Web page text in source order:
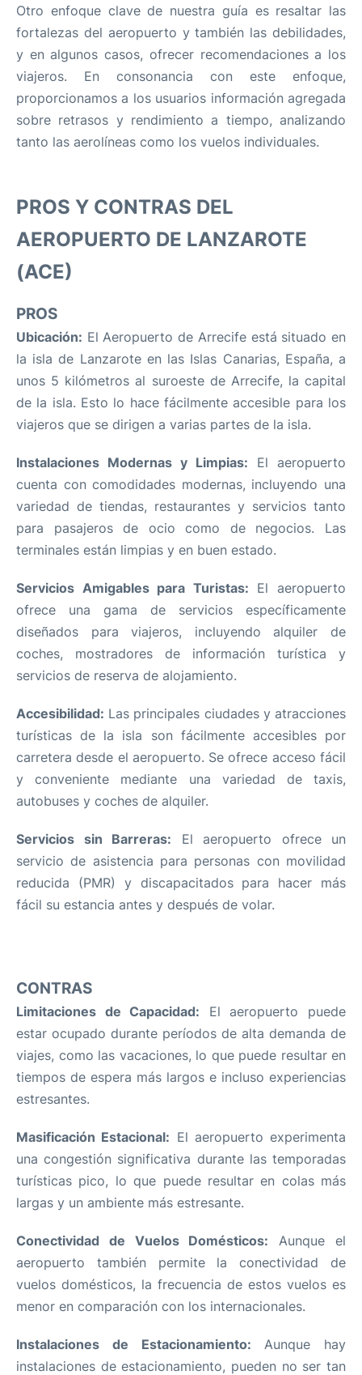
Otro enfoque clave de nuestra guía es resaltar las
fortalezas del aeropuerto y también las debilidades,
y en algunos casos, ofrecer recomendaciones a los
viajeros. En consonancia con este enfoque,
proporcionamos a los usuarios información agregada
sobre retrasos y rendimiento a tiempo, analizando
tanto las aerolíneas como los vuelos individuales.
PROS Y CONTRAS DEL
AEROPUERTO DE LANZAROTE
(ACE)
PROS
Ubicación: El Aeropuerto de Arrecife está situado en
la isla de Lanzarote en las Islas Canarias, España, a
unos 5 kilómetros al suroeste de Arrecife, la capital
de la isla. Esto lo hace fácilmente accesible para los
viajeros que se dirigen a varias partes de la isla.
Instalaciones Modernas y Limpias: El aeropuerto
cuenta con comodidades modernas, incluyendo una
variedad de tiendas, restaurantes y servicios tanto
para pasajeros de ocio como de negocios. Las
terminales están limpias y en buen estado.
Servicios Amigables para Turistas: El aeropuerto
ofrece una gama de servicios específicamente
diseñados para viajeros, incluyendo alquiler de
coches, mostradores de información turística y
servicios de reserva de alojamiento.
Accesibilidad: Las principales ciudades y atracciones
turísticas de la isla son fácilmente accesibles por
carretera desde el aeropuerto. Se ofrece acceso fácil
y conveniente mediante una variedad de taxis,
autobuses y coches de alquiler.
Servicios sin Barreras: El aeropuerto ofrece un
servicio de asistencia para personas con movilidad
reducida (PMR) y discapacitados para hacer más
fácil su estancia antes y después de volar.
CONTRAS
Limitaciones de Capacidad: El aeropuerto puede
estar ocupado durante períodos de alta demanda de
viajes, como las vacaciones, lo que puede resultar en
tiempos de espera más largos e incluso experiencias
estresantes.
Masificación Estacional: El aeropuerto experimenta
una congestión significativa durante las temporadas
turísticas pico, lo que puede resultar en colas más
largas y un ambiente más estresante.
Conectividad de Vuelos Domésticos: Aunque el
aeropuerto también permite la conectividad de
vuelos domésticos, la frecuencia de estos vuelos es
menor en comparación con los internacionales.
Instalaciones de Estacionamiento: Aunque hay
instalaciones de estacionamiento, pueden no ser tan